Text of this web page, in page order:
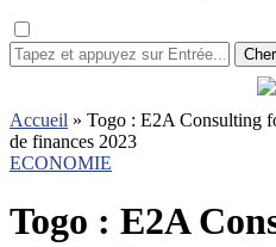
Accueil » Togo : E2A Consulting
de finances 2023
ECONOMIE
Togo : E2A